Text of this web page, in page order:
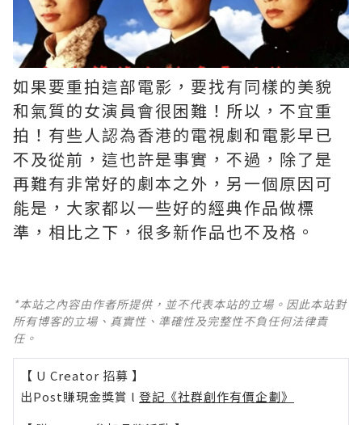
如果要重拍這部電影，要找有同樣的美貌
和氣質的女演員會很困難！所以，不宜重
拍！有些人認為香港的電視劇和電影早已
不及從前，這也許是事實，不過，除了是
再難有非常好的劇本之外，另一個原因可
能是，大家都以一些好的經典作品做標
準，相比之下，很多新作品也不及格。 ​​​
*本站之內容由作者所提供，並不代表本站的立場。因此本站對
所有博客的立場、真實性、準確性及完整性不負任何法律責
任。
【 U Creator 招募 】
出Post賺現金獎賞 l 登記《社群創作有價企劃》